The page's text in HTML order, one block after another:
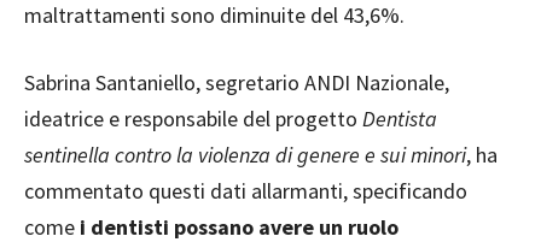
maltrattamenti sono diminuite del 43,6%.
Sabrina Santaniello, segretario ANDI Nazionale,
ideatrice e responsabile del progetto Dentista
sentinella contro la violenza di genere e sui minori, ha
commentato questi dati allarmanti, specificando
come i dentisti possano avere un ruolo